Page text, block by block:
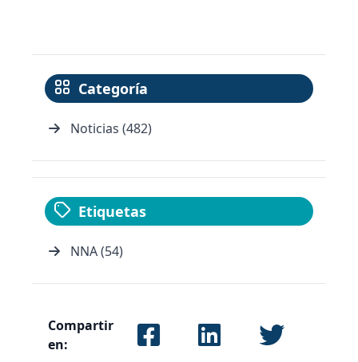
Categoría
Noticias (482)
Etiquetas
NNA (54)
Compartir
en: